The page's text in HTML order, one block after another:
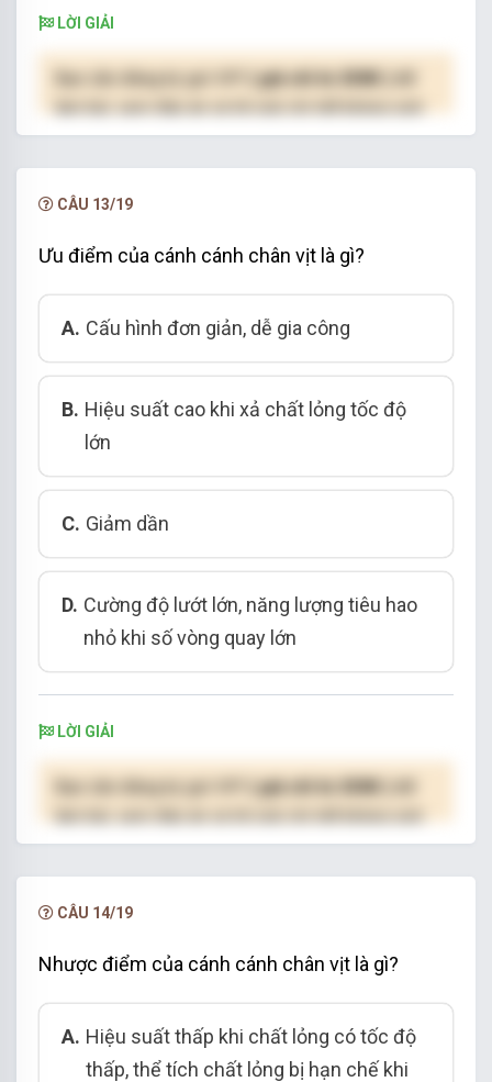
LỜI GIẢI
( giá chỉ từ 250K )
hạn.
CÂU 13/19
Ưu điểm của cánh cánh chân vịt là gì?
A. Cấu hình đơn giản, dễ gia công
B. Hiệu suất cao khi xả chất lỏng tốc độ
lớn
C. Giảm dần
D. Cường độ lướt lớn, năng lượng tiêu hao
nhỏ khi số vòng quay lớn
LỜI GIẢI
( giá chỉ từ 250K )
hạn.
CÂU 14/19
Nhược điểm của cánh cánh chân vịt là gì?
A. Hiệu suất thấp khi chất lỏng có tốc độ
thấp, thể tích chất lỏng bị hạn chế khi